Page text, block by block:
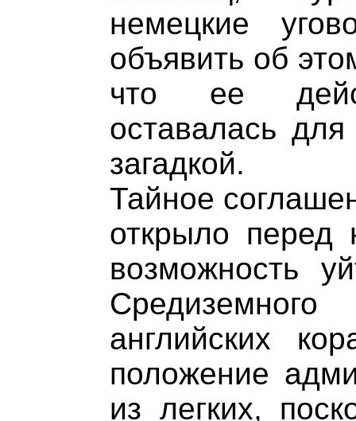
немецкие
объявить об
что ее
оставалась
загадкой.
Тайное
открыло перед
возможность
английских
положение
из легких,